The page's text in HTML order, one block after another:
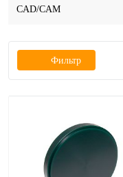
CAD/CAM
Фильтр